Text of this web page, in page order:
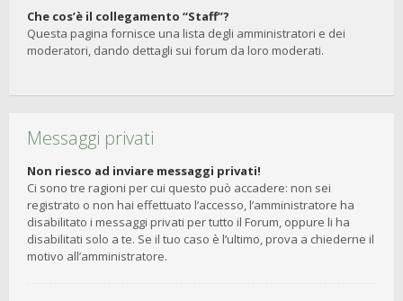
Che cos’è il collegamento “Staff”?
Questa pagina fornisce una lista degli amministratori e dei
moderatori, dando dettagli sui forum da loro moderati.
Messaggi privati
Non riesco ad inviare messaggi privati!
Ci sono tre ragioni per cui questo può accadere: non sei
registrato o non hai effettuato l’accesso, l’amministratore ha
disabilitato i messaggi privati per tutto il Forum, oppure li ha
disabilitati solo a te. Se il tuo caso è l’ultimo, prova a chiederne il
motivo all’amministratore.